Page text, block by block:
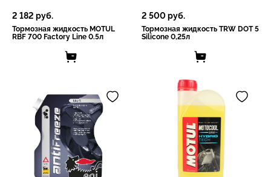
2 182 руб.
Тормозная жидкость MOTUL
RBF 700 Factory Line 0.5л
2 500руб.
Тормозная жидкость TRW DOT 5
Silicone 0,25л